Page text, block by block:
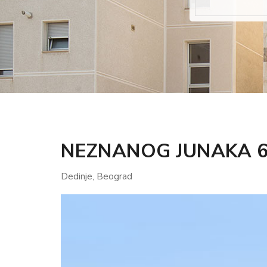
NEZNANOG JUNAKA
Dedinje, Beograd